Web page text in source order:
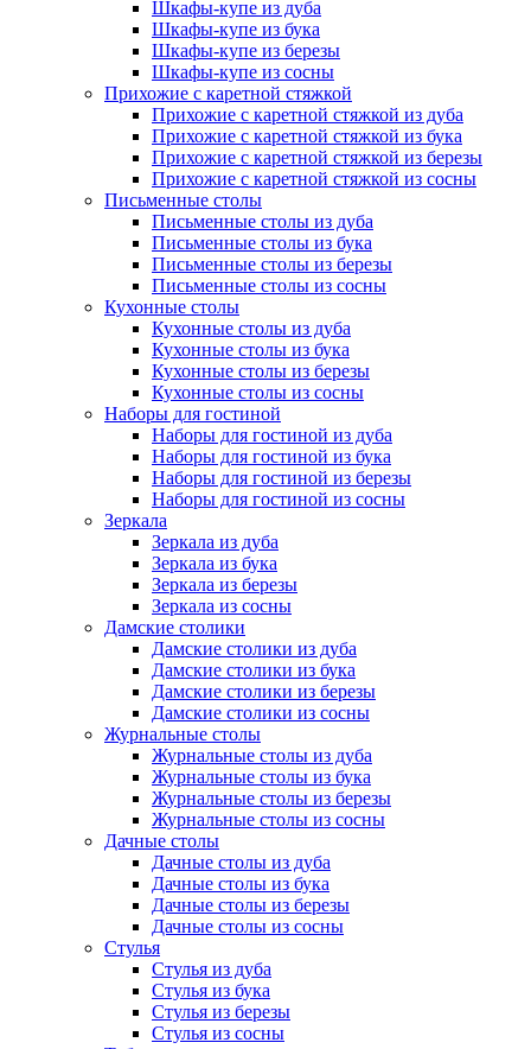
Шкафы-купе из дуба
Шкафы-купе из бука
Шкафы-купе из березы
Шкафы-купе из сосны
Прихожие с каретной стяжкой
Прихожие с каретной стяжкой из дуба
Прихожие с каретной стяжкой из бука
Прихожие с каретной стяжкой из березы
Прихожие с каретной стяжкой из сосны
Письменные столы
Письменные столы из дуба
Письменные столы из бука
Письменные столы из березы
Письменные столы из сосны
Кухонные столы
Кухонные столы из дуба
Кухонные столы из бука
Кухонные столы из березы
Кухонные столы из сосны
Наборы для гостиной
Наборы для гостиной из дуба
Наборы для гостиной из бука
Наборы для гостиной из березы
Наборы для гостиной из сосны
Зеркала
Зеркала из дуба
Зеркала из бука
Зеркала из березы
Зеркала из сосны
Дамские столики
Дамские столики из дуба
Дамские столики из бука
Дамские столики из березы
Дамские столики из сосны
Журнальные столы
Журнальные столы из дуба
Журнальные столы из бука
Журнальные столы из березы
Журнальные столы из сосны
Дачные столы
Дачные столы из дуба
Дачные столы из бука
Дачные столы из березы
Дачные столы из сосны
Стулья
Стулья из дуба
Стулья из бука
Стулья из березы
Стулья из сосны